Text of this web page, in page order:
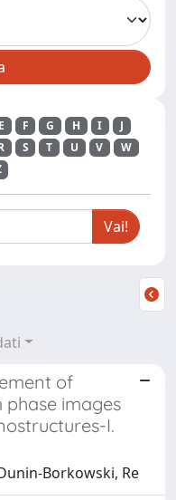
E F G H I
J
S T U V
W
of
images
I.
Borkowski, Re